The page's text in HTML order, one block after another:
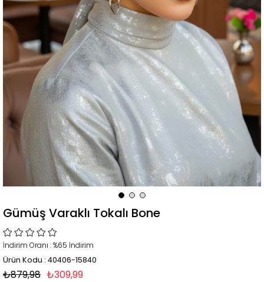
Gümüş Varaklı Tokalı Bone
İndirim Oranı :%65 İndirim
Ürün Kodu : 40406-15840
₺879,98 ₺309,99